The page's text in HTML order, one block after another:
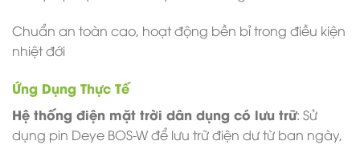
Chuẩn an toàn cao, hoạt động bền bỉ trong điều kiện
nhiệt đới
Ứng Dụng Thực Tế
Hệ thống điện mặt trời dân dụng có lưu trữ: Sử
dụng pin Deye BOS-W để lưu trữ điện dư từ ban ngày,